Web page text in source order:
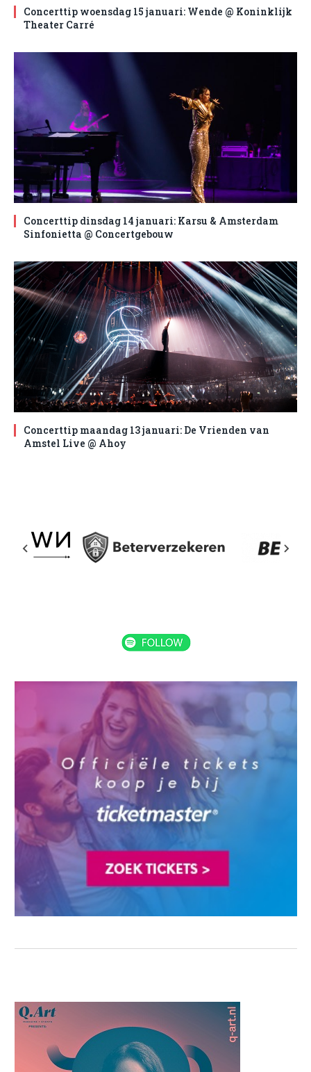
Concerttip woensdag 15 januari: Wende @ Koninklijk
Theater Carré
Concerttip dinsdag 14 januari: Karsu & Amsterdam
Sinfonietta @ Concertgebouw
Concerttip maandag 13 januari: De Vrienden van
Amstel Live @ Ahoy